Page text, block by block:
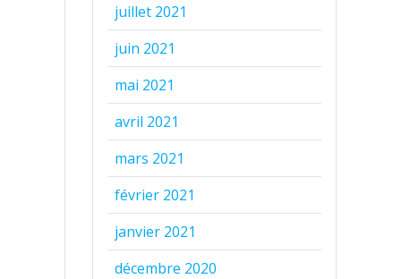
juillet 2021
juin 2021
mai 2021
avril 2021
mars 2021
février 2021
janvier 2021
décembre 2020